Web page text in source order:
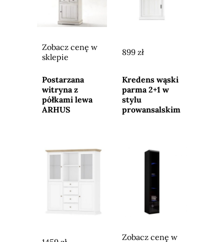
Zobacz cenę w
sklepie
sklepu
Postarzana
witryna z
półkami lewa
ARHUS
899 zł
sklepu
Kredens wąski
parma 2+1 w
stylu
prowansalskim
Zobacz cenę w